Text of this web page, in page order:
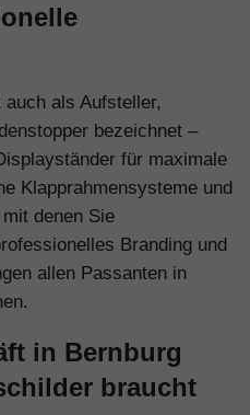
als Aufsteller,
bezeichnet –
für maximale
Klapprahmensysteme und
denen Sie
Branding und
allen Passanten in
in Bernburg
braucht